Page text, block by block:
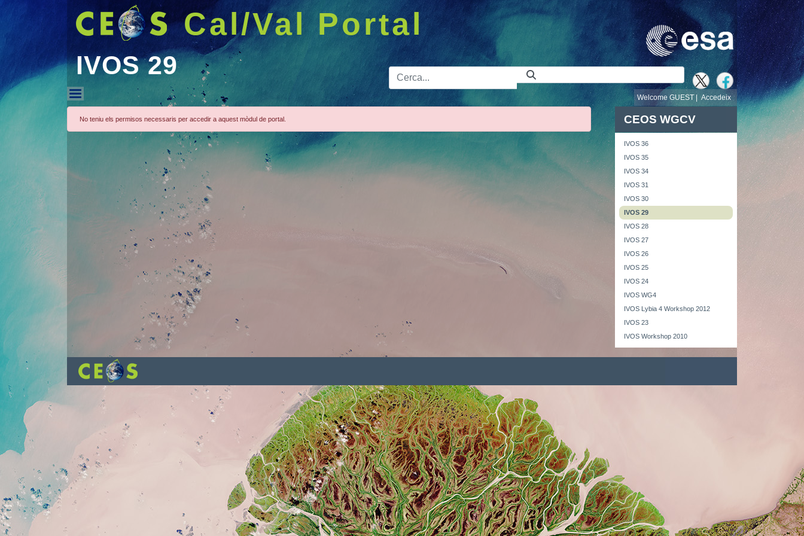
Cal/Val Portal
IVOS 29 Barra de cerca
Accedeix
Welcome GUEST |
IVOS 29
No teniu els permisos necessaris per accedir a aquest mòdul de portal. CEOS WGCV
IVOS 36
IVOS 35
IVOS 34
IVOS 31
IVOS 30
IVOS 29
IVOS 28
IVOS 27
IVOS 26
IVOS 25
IVOS 24
IVOS WG4
IVOS Lybia 4 Workshop 2012
IVOS 23
IVOS Workshop 2010